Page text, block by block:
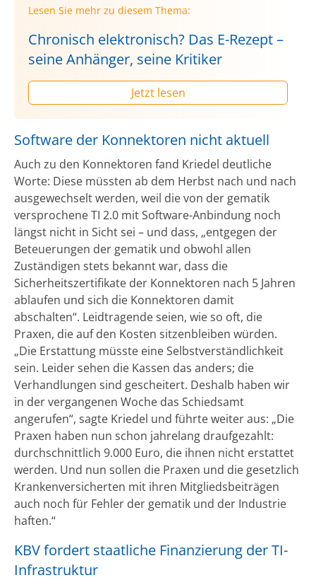
Lesen Sie mehr zu diesem Thema:
Chronisch elektronisch? Das E-Rezept –
seine Anhänger, seine Kritiker
Jetzt lesen
Software der Konnektoren nicht aktuell
Auch zu den Konnektoren fand Kriedel deutliche
Worte: Diese müssten ab dem Herbst nach und nach
ausgewechselt werden, weil die von der gematik
versprochene TI 2.0 mit Software-Anbindung noch
längst nicht in Sicht sei – und dass, „entgegen der
Beteuerungen der gematik und obwohl allen
Zuständigen stets bekannt war, dass die
Sicherheitszertifikate der Konnektoren nach 5 Jahren
ablaufen und sich die Konnektoren damit
abschalten“. Leidtragende seien, wie so oft, die
Praxen, die auf den Kosten sitzenbleiben würden.
„Die Erstattung müsste eine Selbstverständlichkeit
sein. Leider sehen die Kassen das anders; die
Verhandlungen sind gescheitert. Deshalb haben wir
in der vergangenen Woche das Schiedsamt
angerufen“, sagte Kriedel und führte weiter aus: „Die
Praxen haben nun schon jahrelang draufgezahlt:
durchschnittlich 9.000 Euro, die ihnen nicht erstattet
werden. Und nun sollen die Praxen und die gesetzlich
Krankenversicherten mit ihren Mitgliedsbeiträgen
auch noch für Fehler der gematik und der Industrie
haften.“
KBV fordert staatliche Finanzierung der TI-
Infrastruktur